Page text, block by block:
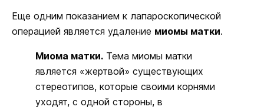
Еще одним показанием к лапароскопической
операцией является удаление миомы матки.
Миома матки. Тема миомы матки
является «жертвой» существующих
стереотипов, которые своими корнями
уходят, с одной стороны, в